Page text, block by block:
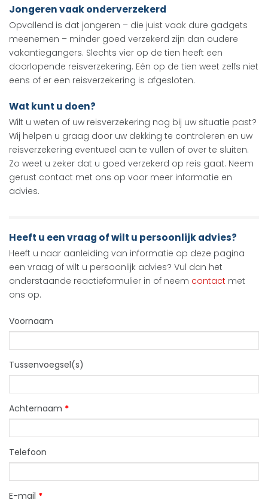
Jongeren vaak onderverzekerd
Opvallend is dat jongeren – die juist vaak dure gadgets
meenemen – minder goed verzekerd zijn dan oudere
vakantiegangers. Slechts vier op de tien heeft een
doorlopende reisverzekering. Eén op de tien weet zelfs niet
eens of er een reisverzekering is afgesloten.
Wat kunt u doen?
Wilt u weten of uw reisverzekering nog bij uw situatie past?
Wij helpen u graag door uw dekking te controleren en uw
reisverzekering eventueel aan te vullen of over te sluiten.
Zo weet u zeker dat u goed verzekerd op reis gaat. Neem
gerust contact met ons op voor meer informatie en
advies.
Heeft u een vraag of wilt u persoonlijk advies?
Heeft u naar aanleiding van informatie op deze pagina
een vraag of wilt u persoonlijk advies? Vul dan het
onderstaande reactieformulier in of neem contact met
ons op.
Voornaam
Tussenvoegsel(s)
Achternaam *
Telefoon
E-mail *